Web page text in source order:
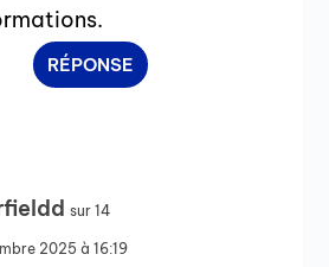
RÉPONSE
sur 14
2025 à 16:19